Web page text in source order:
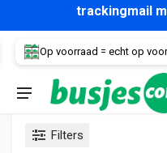
trackingmail
Op voorraad = echt op voorraad
Voertuig
Filters